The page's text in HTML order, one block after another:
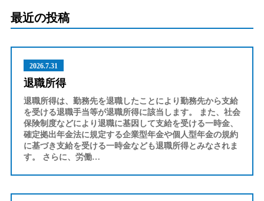
最近の投稿
2026.7.31
退職所得
退職所得は、勤務先を退職したことにより勤務先から支給
を受ける退職手当等が退職所得に該当します。 また、社会
保険制度などにより退職に基因して支給を受ける一時金、
確定拠出年金法に規定する企業型年金や個人型年金の規約
に基づき支給を受ける一時金なども退職所得とみなされま
す。 さらに、労働…